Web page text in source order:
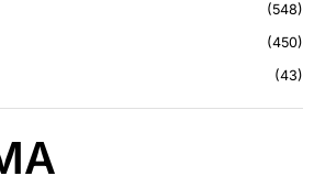
548
450
43